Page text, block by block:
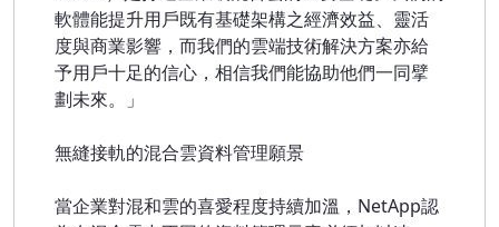
軟體能提升用戶既有基礎架構之經濟效益、靈活
度與商業影響，而我們的雲端技術解決方案亦給
予用戶十足的信心，相信我們能協助他們一同擘
劃未來。」
無縫接軌的混合雲資料管理願景
當企業對混和雲的喜愛程度持續加溫，NetApp認